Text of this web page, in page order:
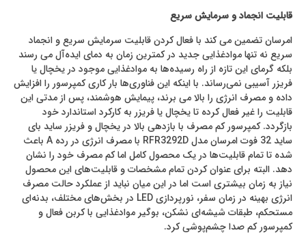
قابلیت انجماد و سرمایش سریع
امرسان تضمین می کند با فعال کردن قابلیت سرمایش سریع و انجماد
سریع نه تنها موادغذایی جدید در کمترین زمان به دمای ایده‌آل می رسند
بلکه گرمای این تازه از راه رسیده‌ها به موادغذایی موجود در یخچال یا
فریزر آسیبی نمی‌رساند. با اینکه این فناوری‌ها بار کاری کمپرسور را افزایش
داده و مصرف انرژی را بالا می برند، پیمایش هوشمند، پس از مدتی این
قابلیت را غیر فعال کرده تا یخچال یا فریزر به کارکرد استاندارد خود
بازگردد. کمپرسور کم مصرف با بازدهی بالا در یخچال و فریزر ساید بای
ساید 32 فوت امرسان مدل RFR3292D با مصرف انرژی در رده A باعث
شده تا تمام قابلیت‌ها در یک محصول کامل اما کم مصرف خود را نشان
دهد. البته برای عنوان کردن تمام مشخصات و قابلیت‌های این محصول
نیاز به زمان بیشتری است اما در این میان نباید از عملکرد حالت مصرف
انرژی بهینه در زمان سفر، نورپردازی LED در بخش‌های مختلف، بدنه‌ای
مستحکم، طبقات شیشه‌ای نشکن، بوگیر موادغذایی با کربن فعال و
کمپرسور کم صدا چشم‌پوشی کرد.